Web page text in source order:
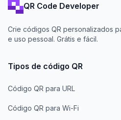
QR Code Developer
Crie códigos QR personalizados
e uso pessoal. Grátis e fácil.
Tipos de código QR
Código QR para URL
Código QR para Wi-Fi